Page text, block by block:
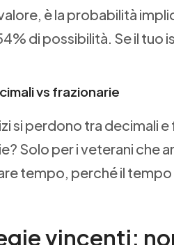
è la probabilità
di possibilità. Se il tuo
vs frazionarie
si perdono tra decimali
Solo per i veterani che
tempo, perché il tempo
vincenti: